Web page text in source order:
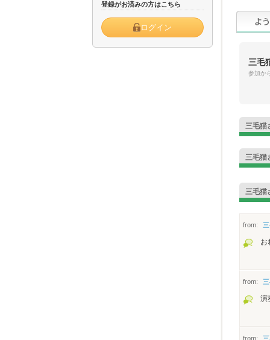
登録がお済みの方はこちら
ログイン
三毛
参加か
三毛猫
三毛猫
三毛猫
from:
お
from:
演
from: